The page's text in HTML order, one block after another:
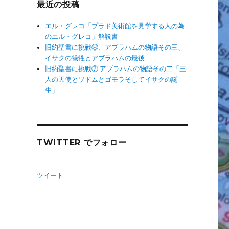
最近の投稿
エル・グレコ「プラド美術館を見学する人の為
のエル・グレコ」解説書
旧約聖書に挑戦⑧、アブラハムの物語その三、
イサクの犠牲とアブラハムの最後
旧約聖書に挑戦⑦ アブラハムの物語その二「三
人の天使とソドムとゴモラそしてイサクの誕
生」
TWITTER でフォロー
ツイート